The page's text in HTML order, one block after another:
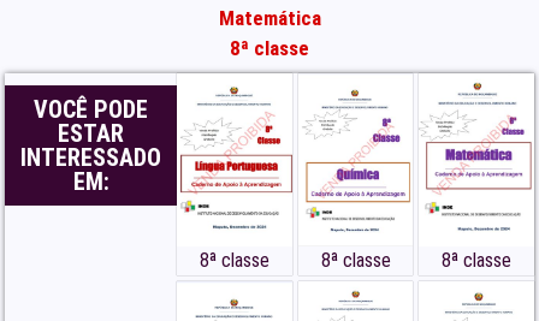
Matemática
8ª classe
VOCÊ PODE
ESTAR
INTERESSADO
EM:
8ª classe 8ª classe 8ª classe